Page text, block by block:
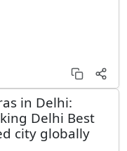
in Delhi:
Delhi Best
city globally